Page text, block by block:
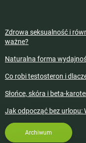
Zdrowa seksualność i
ważne?
Naturalna forma
Co robi testosteron i
Słońce, skóra i beta-
Jak odpocząć bez urlopu:
Archiwum